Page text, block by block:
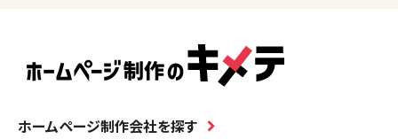
ホームページ制作会社を探す